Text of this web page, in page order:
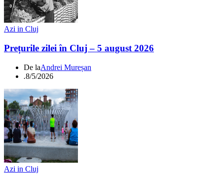
Azi in Cluj
Prețurile zilei în Cluj – 5 august 2026
De laAndrei Mureșan
.8/5/2026
Azi in Cluj